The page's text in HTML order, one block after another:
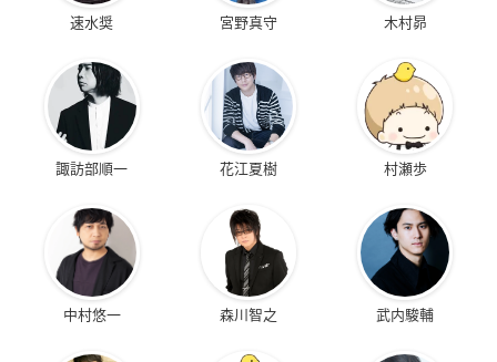
速水奨 宮野真守 木村昴
諏訪部順一 花江夏樹 村瀬歩
中村悠一 森川智之 武内駿輔